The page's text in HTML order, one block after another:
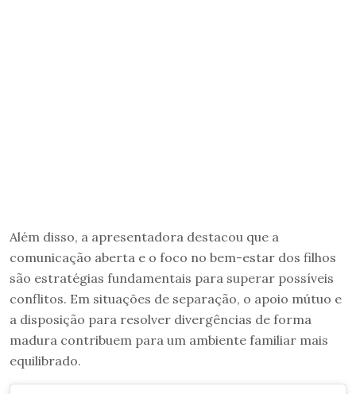
Além disso, a apresentadora destacou que a
comunicação aberta e o foco no bem-estar dos filhos
são estratégias fundamentais para superar possíveis
conflitos. Em situações de separação, o apoio mútuo e
a disposição para resolver divergências de forma
madura contribuem para um ambiente familiar mais
equilibrado.